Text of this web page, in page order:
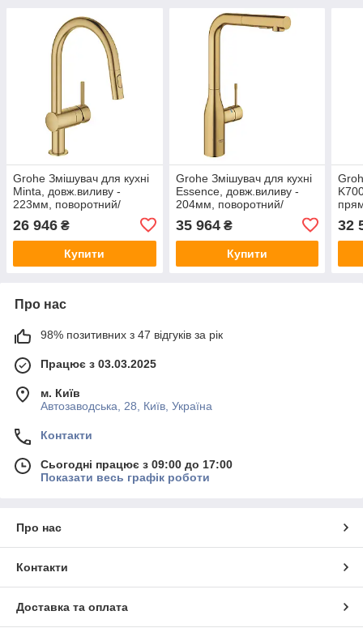
Grohe Змішувач для кухні
Minta, довж.виливу -
223мм, поворотний/
матовий прохолодний схід
сонця
26 946 ₴
Купити
Grohe Змішувач для кухні
Essence, довж.виливу -
204мм, поворотний/
матовий прохолодний схід
сонця
35 964₴
Купити
32
Про нас
98% позитивних з 47 відгуків за рік
Працює з 03.03.2025
м. Київ
Автозаводська, 28, Київ, Україна
Контакти
Сьогодні працює з 09:00 до 17:00
Показати весь графік роботи
Про нас
Контакти
Доставка та оплата